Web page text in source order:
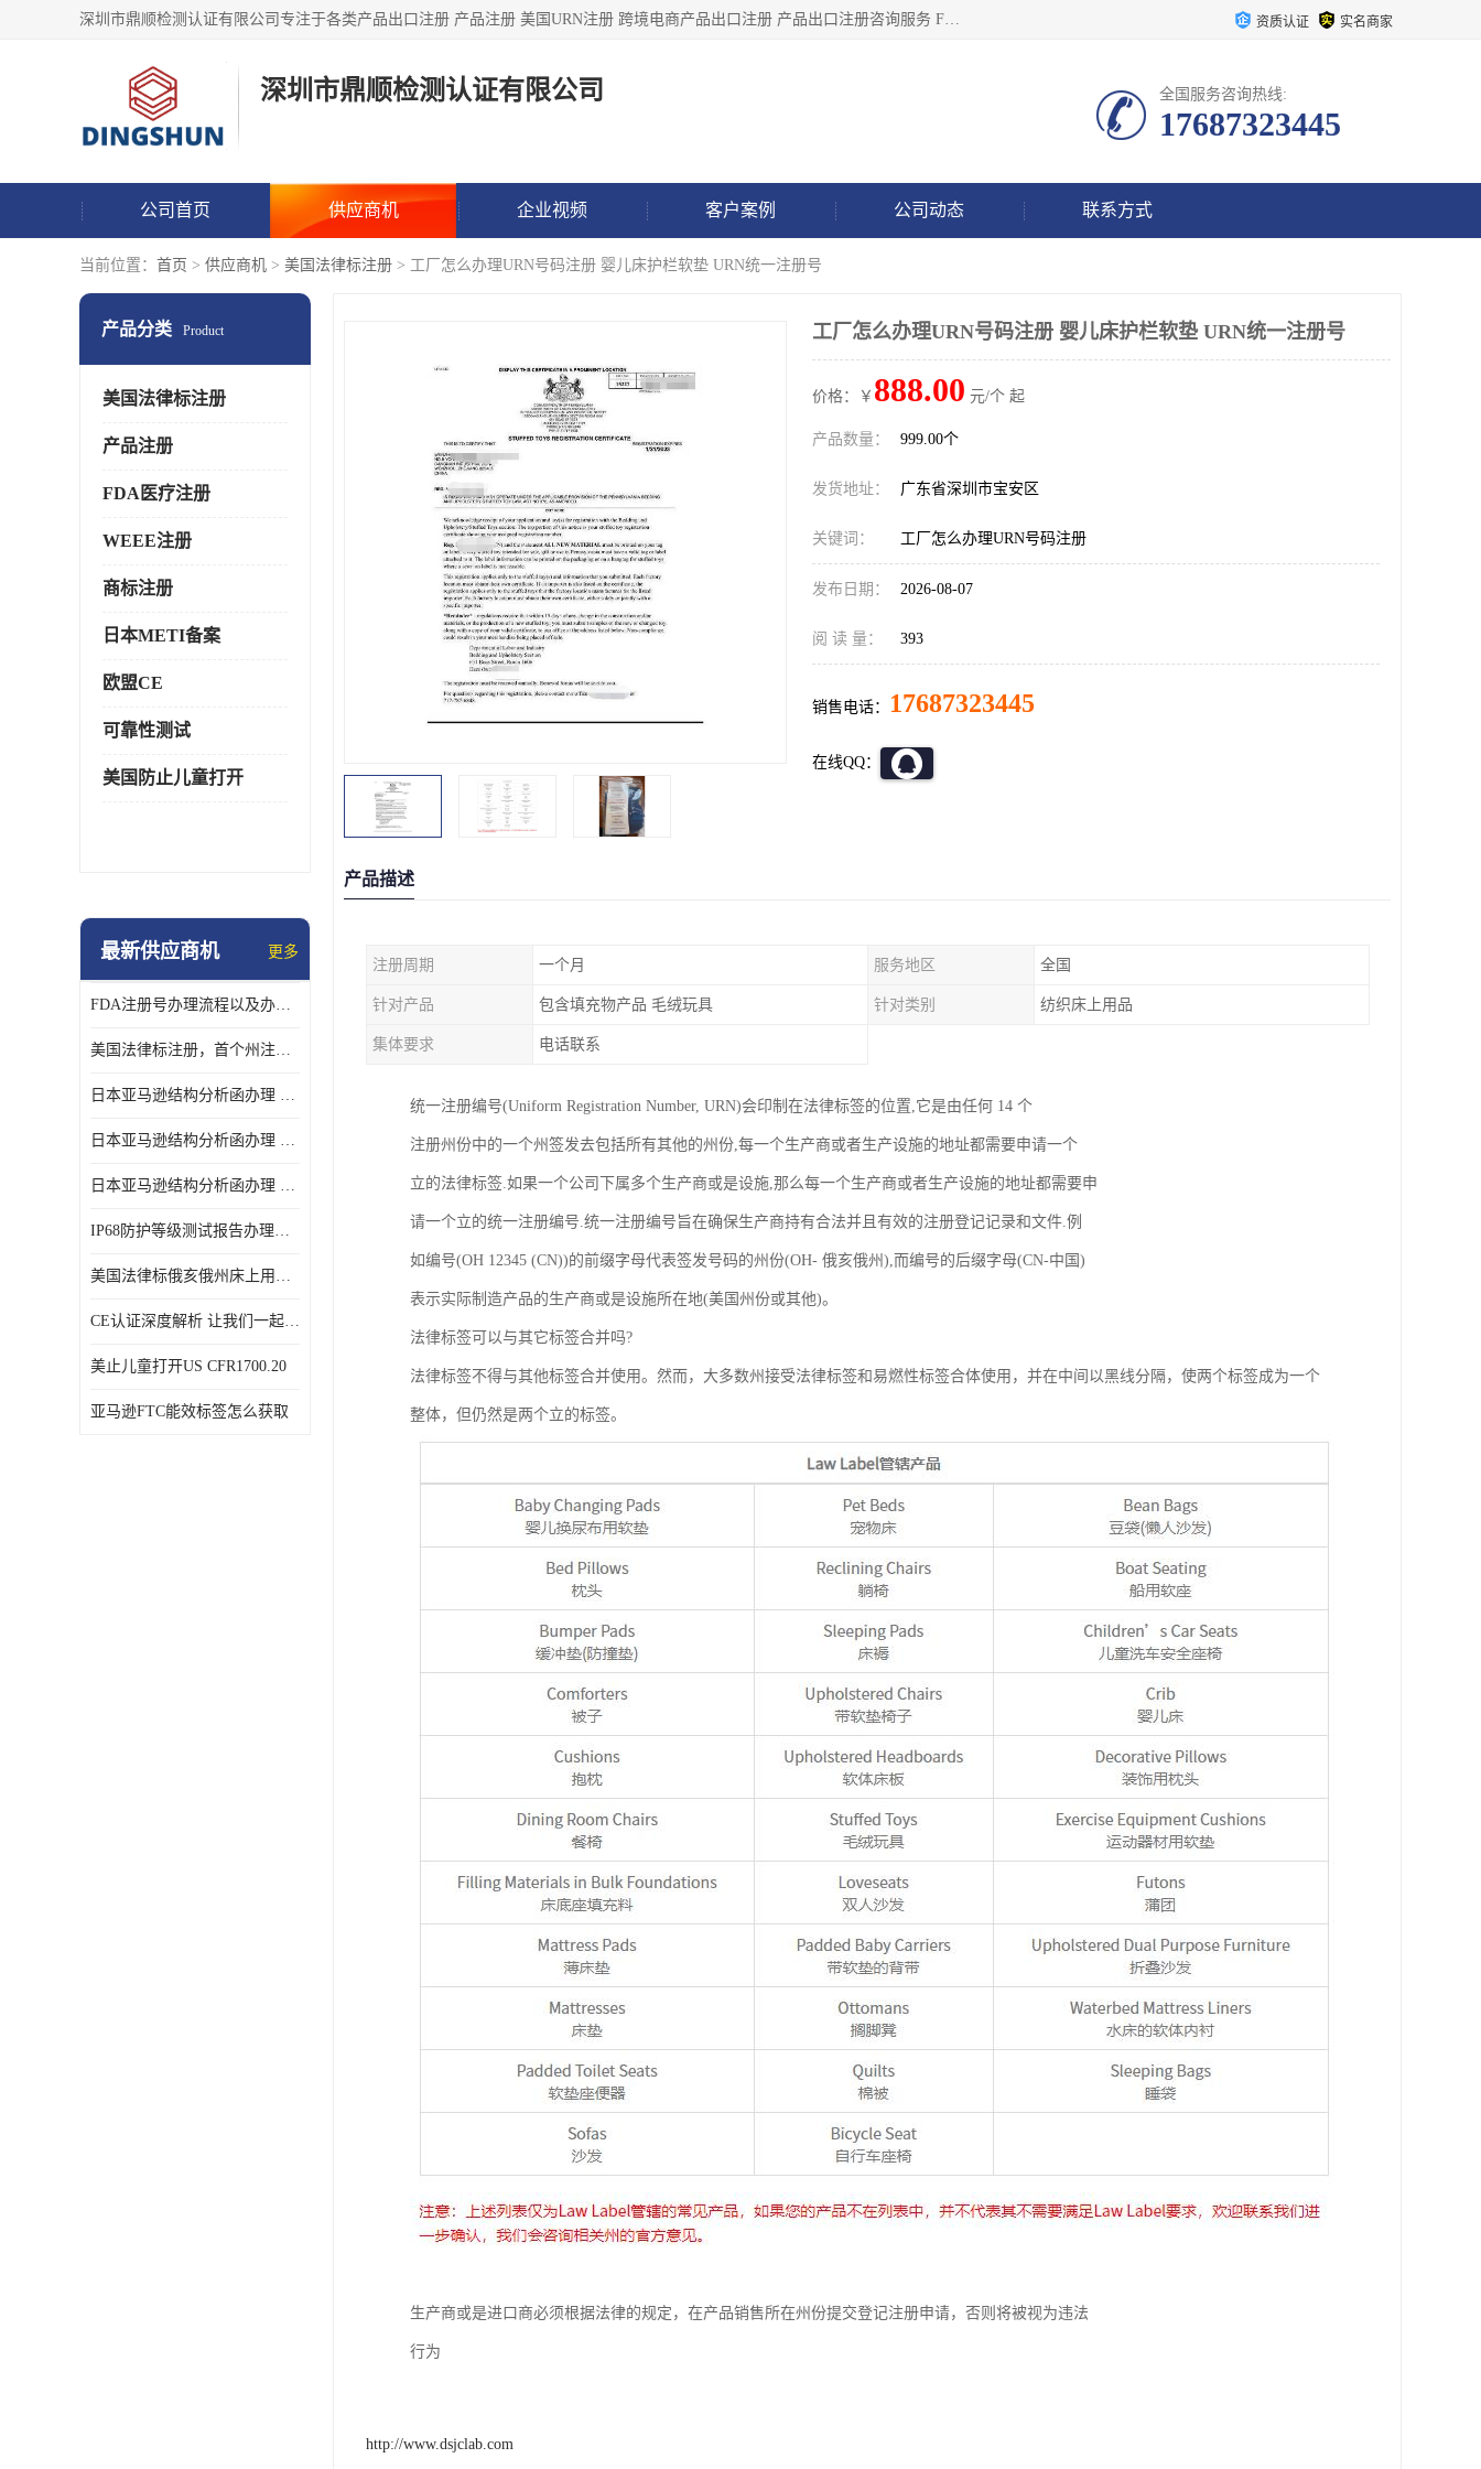
深圳市鼎顺检测认证有限公司专注于各类产品出口注册 产品注册 美国URN注册 跨境电商产品出口注册 产品出口注册咨询服务 FDA食品注册等我们是一家商务服务公司，为客户提供商标注册，本公司实力雄厚，能满足客户多种需求。 资质认证 实名商家
深圳市鼎顺检测认证有限公司 全国服务咨询热线:
17687323445
公司首页 供应商机 企业视频 客户案例 公司动态 联系方式
当前位置： 首页 > 供应商机 > 美国法律标注册 > 工厂怎么办理URN号码注册 婴儿床护栏软垫 URN统一注册号
产品分类 Product
美国法律标注册
产品注册
FDA医疗注册
WEEE注册
商标注册
日本METI备案
欧盟CE
可靠性测试
美国防止儿童打开
最新供应商机 更多
FDA注册号办理流程以及办理周期是多久
美国法律标注册，首个州注册该如何选择
日本亚马逊结构分析函办理 日本亚马逊 电饭煲
日本亚马逊结构分析函办理 日本亚马逊 热水壶等；
日本亚马逊结构分析函办理 日本亚马逊 果汁搅拌机
IP68防护等级测试报告办理标准要求
美国法律标俄亥俄州床上用品许可证讲解！
CE认证深度解析 让我们一起来认识CE认证
美止儿童打开US CFR1700.20
亚马逊FTC能效标签怎么获取
工厂怎么办理URN号码注册 婴儿床护栏软垫 URN统一注册号
价格：￥ 888.00 元/个 起
产品数量： 999.00个
发货地址： 广东省深圳市宝安区
关键词： 工厂怎么办理URN号码注册
发布日期： 2026-08-07
阅 读 量： 393
销售电话： 17687323445
在线QQ：
产品描述
注册周期 一个月 服务地区 全国
针对产品 包含填充物产品 毛绒玩具 针对类别 纺织床上用品
集体要求 电话联系
统一注册编号(Uniform Registration Number, URN)会印制在法律标签的位置,它是由任何 14 个
注册州份中的一个州签发去包括所有其他的州份,每一个生产商或者生产设施的地址都需要申请一个
立的法律标签.如果一个公司下属多个生产商或是设施,那么每一个生产商或者生产设施的地址都需要申
请一个立的统一注册编号.统一注册编号旨在确保生产商持有合法并且有效的注册登记记录和文件.例
如编号(OH 12345 (CN))的前缀字母代表签发号码的州份(OH- 俄亥俄州),而编号的后缀字母(CN-中国)
表示实际制造产品的生产商或是设施所在地(美国州份或其他)。
法律标签可以与其它标签合并吗?
法律标签不得与其他标签合并使用。然而，大多数州接受法律标签和易燃性标签合体使用，并在中间以黑线分隔，使两个标签成为一个
整体，但仍然是两个立的标签。
生产商或是进口商必须根据法律的规定，在产品销售所在州份提交登记注册申请，否则将被视为违法
行为
http://www.dsjclab.com